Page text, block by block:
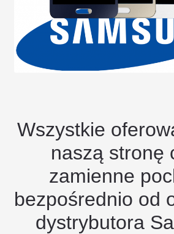
Wszystkie
naszą stronę
zamienne
bezpośrednio od
dystrybutora